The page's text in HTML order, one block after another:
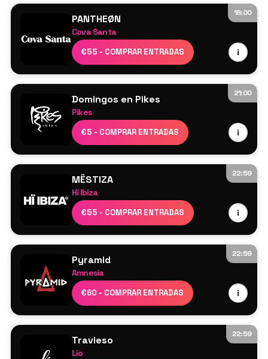
Steve Angello
Más por anunciar
18:00
PANTHEØN
Cova Santa
€55 - COMPRAR ENTRADAS i
Cartel por confirmar
21:00
Domingos en Pikes
Pikes
€5 - COMPRAR ENTRADAS i
Cartel por confirmar
22:59
MËSTIZA
Hï Ibiza
€55 - COMPRAR ENTRADAS i
MESTIZA
Joezi
Faul & Wad
Drush
SALA CLUB – ARTCORE
Indira Paganotto
Héctor Oaks
Biia
22:59
Pyramid
Amnesia
€60 - COMPRAR ENTRADAS i
Ricardo Villalobos
Luciano
Francesco del Garda
Saoirse
Marco Faraone
22:59
Travieso
Lío